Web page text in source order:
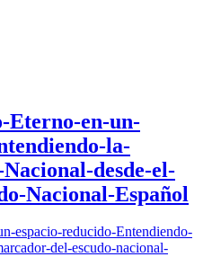
Eterno-en-un-
la-
desde-el-
Nacional-Español